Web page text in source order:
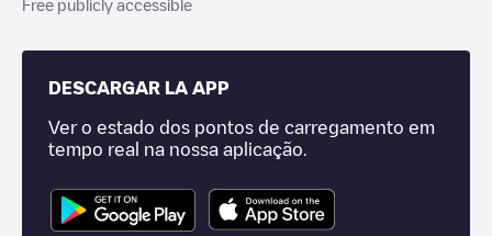
Free publicly accessible
DESCARGAR LA APP
Ver o estado dos pontos de carregamento em
tempo real na nossa aplicação.